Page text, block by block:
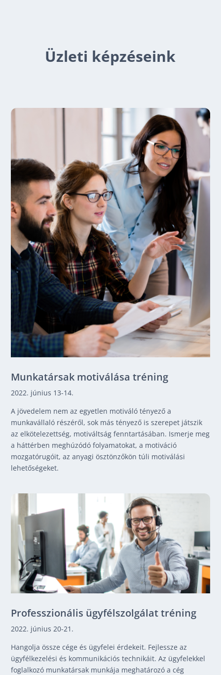
Üzleti képzéseink
Munkatársak motiválása tréning
2022. június 13-14.
A jövedelem nem az egyetlen motiváló tényező a
munkavállaló részéről, sok más tényező is szerepet játszik
az elkötelezettség, motiváltság fenntartásában. Ismerje meg
a háttérben meghúzódó folyamatokat, a motiváció
mozgatórugóit, az anyagi ösztönzőkön túli motiválási
lehetőségeket.
Professzionális ügyfélszolgálat tréning
2022. június 20-21.
Hangolja össze cége és ügyfelei érdekeit. Fejlessze az
ügyfélkezelési és kommunikációs technikáit.Az ügyfelekkel
foglalkozó munkatársak munkája meghatározó a cég